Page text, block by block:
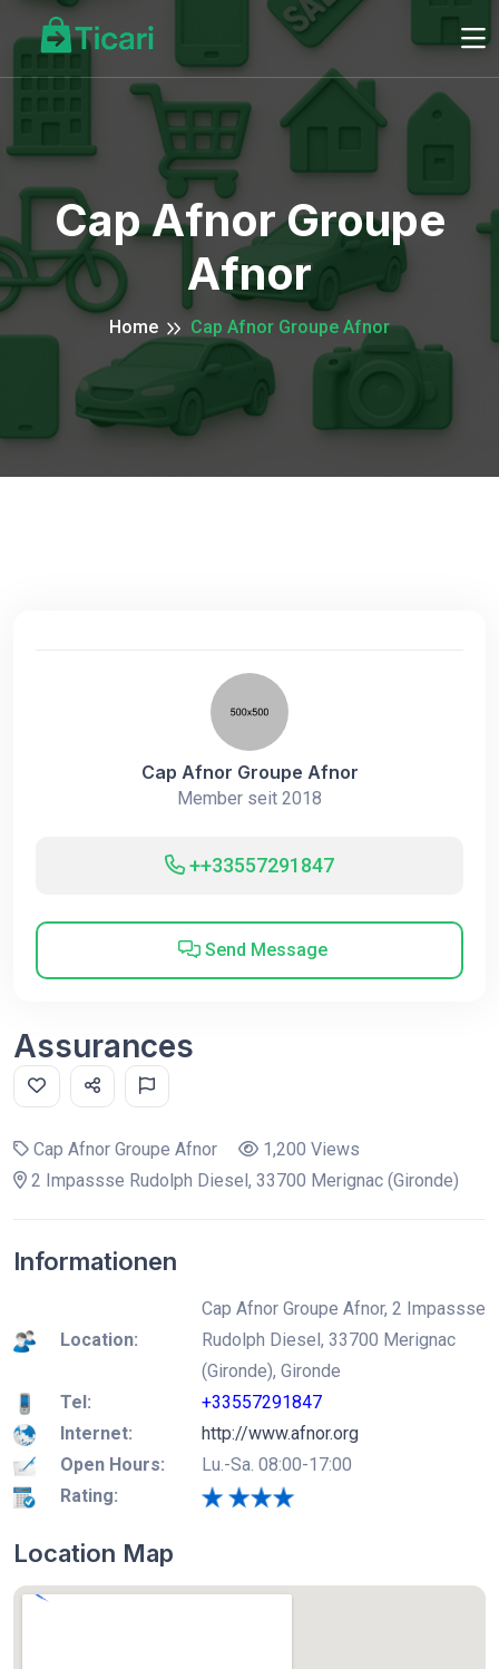
Cap Afnor Groupe
Afnor
Home Cap Afnor Groupe Afnor
Cap Afnor Groupe Afnor
Member seit 2018
++33557291847
Send Message
Assurances
Cap Afnor Groupe Afnor
1,200 Views
2 Impassse Rudolph Diesel, 33700 Merignac (Gironde)
Informationen
Location:
Cap Afnor Groupe Afnor, 2 Impassse
Rudolph Diesel, 33700 Merignac
(Gironde), Gironde
Tel:
+33557291847
Internet:
http://www.afnor.org
Open Hours:
Lu.-Sa. 08:00-17:00
Rating:
Location Map